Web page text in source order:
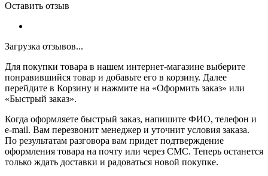
Оставить отзыв
Загрузка отзывов...
Для покупки товара в нашем интернет-магазине выберите
понравившийся товар и добавьте его в корзину. Далее
перейдите в Корзину и нажмите на «Оформить заказ» или
«Быстрый заказ».
Когда оформляете быстрый заказ, напишите ФИО, телефон и
e-mail. Вам перезвонит менеджер и уточнит условия заказа.
По результатам разговора вам придет подтверждение
оформления товара на почту или через СМС. Теперь останется
только ждать доставки и радоваться новой покупке.